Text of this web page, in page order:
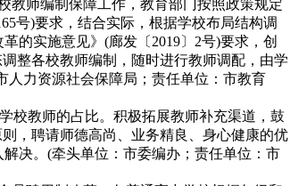
教师编制保障工作，教育部门按照政策规定
号)要求，结合实际，根据学校布局结构调
的实施意见》(廊发〔2019〕2号)要求，创
整各校教师编制，随时进行教师调配，由学
人力资源社会保障局；责任单位：市教育
校教师的占比。积极拓展教师补充渠道，鼓
，聘请师德高尚、业务精良、身心健康的优
决。(牵头单位：市委编办；责任单位：市